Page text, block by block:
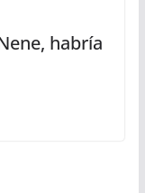
habría